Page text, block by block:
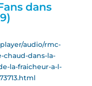
dans
audio/rmc-
chaud-dans-la-
la-fraicheur-a-l-